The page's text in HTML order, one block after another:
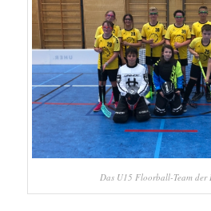
Das U15 Floorball-Team der